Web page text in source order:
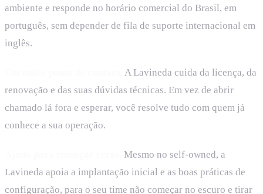
ambiente e responde no horário comercial do Brasil, em
português, sem depender de fila de suporte internacional em
inglês.
A Lavineda cuida da licença, da
renovação e das suas dúvidas técnicas. Em vez de abrir
chamado lá fora e esperar, você resolve tudo com quem já
conhece a sua operação.
Mesmo no self-owned, a
Lavineda apoia a implantação inicial e as boas práticas de
configuração, para o seu time não começar no escuro e tirar